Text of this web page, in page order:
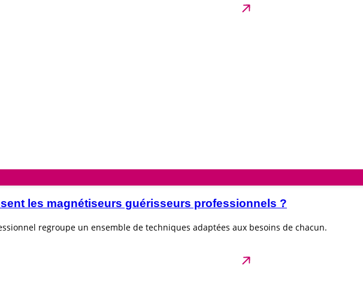
les magnétiseurs guérisseurs professionnels ?
regroupe un ensemble de techniques adaptées aux besoins de chacun.